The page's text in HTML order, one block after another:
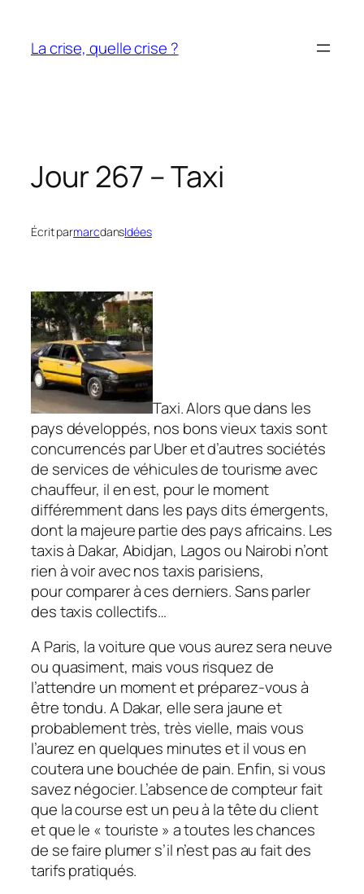
contenu
La crise, quelle crise ?
Jour 267 – Taxi
Écrit parmarcdansIdées
Taxi. Alors que dans les
pays développés, nos bons vieux taxis sont
concurrencés par Uber et d’autres sociétés
de services de véhicules de tourisme avec
chauffeur, il en est, pour le moment
différemment dans les pays dits émergents,
dont la majeure partie des pays africains. Les
taxis à Dakar, Abidjan, Lagos ou Nairobi n’ont
rien à voir avec nos taxis parisiens,
pour comparer à ces derniers. Sans parler
des taxis collectifs…
A Paris, la voiture que vous aurez sera neuve
ou quasiment, mais vous risquez de
l’attendre un moment et préparez-vous à
être tondu. A Dakar, elle sera jaune et
probablement très, très vielle, mais vous
l’aurez en quelques minutes et il vous en
coutera une bouchée de pain. Enfin, si vous
savez négocier. L’absence de compteur fait
que la course est un peu à la tête du client
et que le « touriste » a toutes les chances
de se faire plumer s’il n’est pas au fait des
tarifs pratiqués.